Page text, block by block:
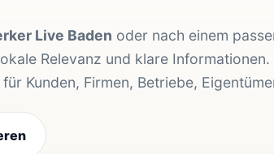
Live Baden oder nach einem
Relevanz und klare
Kunden, Firmen, Betriebe,